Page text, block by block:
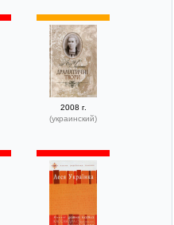
2008 г.
(украинский)